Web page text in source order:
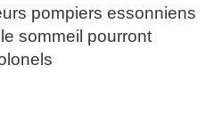
pompiers essonniens
sommeil pourront